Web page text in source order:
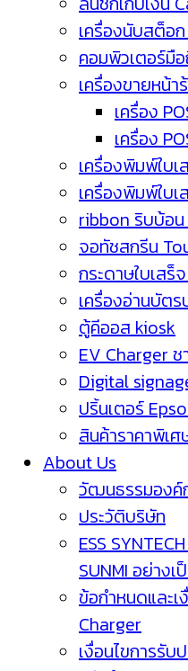
เครื่องนับสต็อ
คอมพิวเตอร์มื
เครื่องขายหน้า
เครื่อง
เครื่อง
เครื่องพิมพ์ใบเ
เครื่องพิมพ์ใบ
ribbon ริบบ้อ
จอทัชสกรีน
กระดาษใบเสร็
เครื่องอ่านบัตร
ตู้คีออส kiosk
EV Charger
Digital
ปริ้นเตอร์
สินค้าราคาพิเศ
About Us
วัฒนธรรมองค์
ประวัติบริษัท
ESS
SUNMI อย่างเ
ข้อกำหนดและ
Charger
เงื่อนไขการรับ